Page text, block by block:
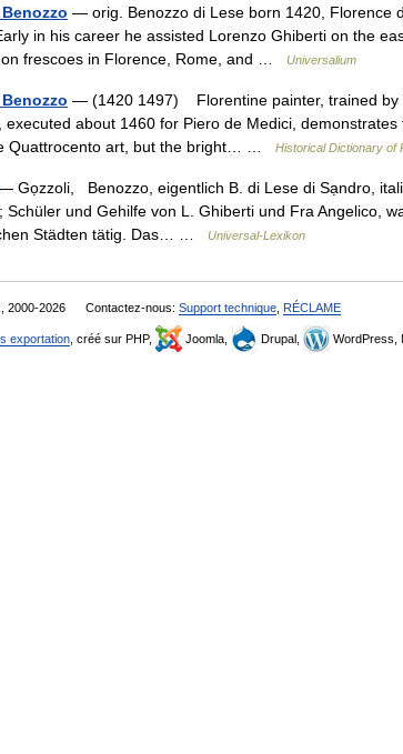
— orig. Benozzo di Lese born 1420, Florence
in his career he assisted Lorenzo Ghiberti on the
on frescoes in Florence, Rome, and …
Universalium
— (1420 1497) Florentine painter, trained by
executed about 1460 for Piero de Medici,
Quattrocento art, but the bright… …
Historical Dictionary of
Gọzzoli, Benozzo, eigentlich B. di Lese di Sạndro,
Schüler und Gehilfe von L. Ghiberti und Fra Angelico,
Städten tätig. Das… …
Universal-Lexikon
2000-2026 Contactez-nous: Support technique RÉCLAME
exportation , créé sur PHP, Joomla, Drupal, WordPress,